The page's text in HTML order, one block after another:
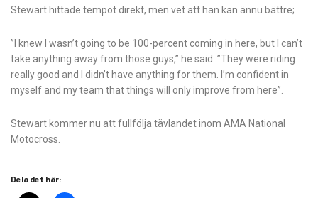
Stewart hittade tempot direkt, men vet att han kan ännu bättre;
”I knew I wasn’t going to be 100-percent coming in here, but I can’t
take anything away from those guys,” he said. ”They were riding
really good and I didn’t have anything for them. I’m confident in
myself and my team that things will only improve from here”.
Stewart kommer nu att fullfölja tävlandet inom AMA National
Motocross.
Dela det här: